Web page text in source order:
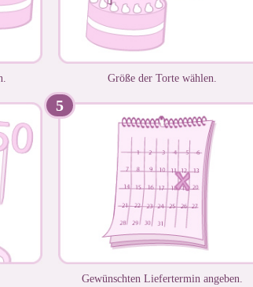
Größe der Torte wählen.
5
Gewünschten Liefertermin angeben.